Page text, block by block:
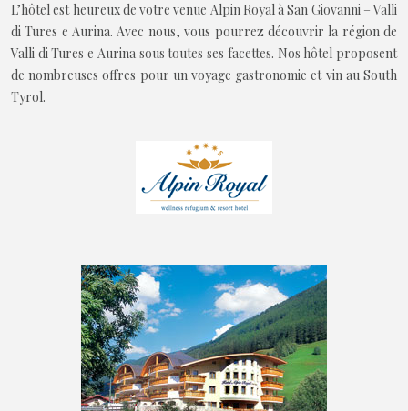
L’hôtel est heureux de votre venue Alpin Royal à San Giovanni – Valli
di Tures e Aurina. Avec nous, vous pourrez découvrir la région de
Valli di Tures e Aurina sous toutes ses facettes. Nos hôtel proposent
de nombreuses offres pour un voyage gastronomie et vin au South
Tyrol.